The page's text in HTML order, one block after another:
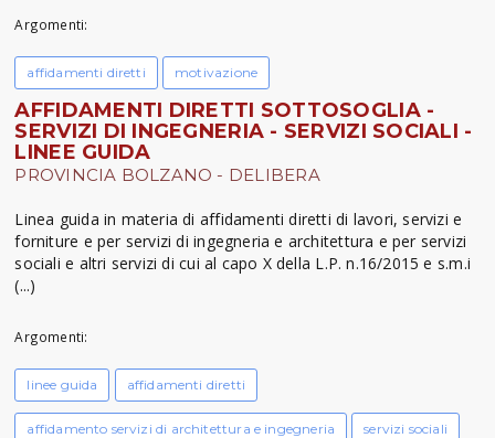
Argomenti:
affidamenti diretti motivazione
AFFIDAMENTI DIRETTI SOTTOSOGLIA -
SERVIZI DI INGEGNERIA - SERVIZI SOCIALI -
LINEE GUIDA
PROVINCIA BOLZANO - DELIBERA
Linea guida in materia di affidamenti diretti di lavori, servizi e
forniture e per servizi di ingegneria e architettura e per servizi
sociali e altri servizi di cui al capo X della L.P. n.16/2015 e s.m.i
(...)
Argomenti:
linee guida affidamenti diretti
affidamento servizi di architettura e ingegneria servizi sociali